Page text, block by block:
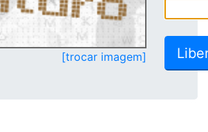
[trocar imagem]